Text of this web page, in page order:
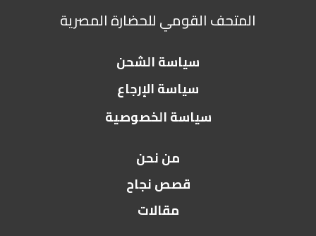
المتحف القومي للحضارة المصرية
سياسة الشحن
سياسة الإرجاع
سياسة الخصوصية
من نحن
قصص نجاح
مقالات